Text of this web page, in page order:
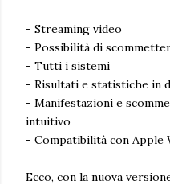
- Streaming video
- Possibilità di
- Tutti i sistemi
- Risultati e statistiche in
- Manifestazioni e
intuitivo
- Compatibilità con Apple
Ecco, con la nuova